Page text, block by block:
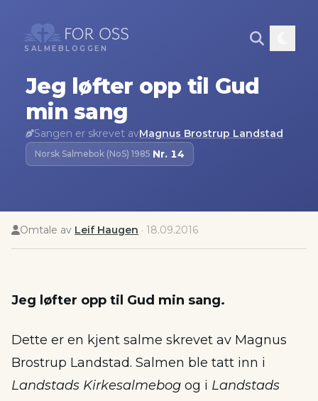
SALMEBLOGGEN
Jeg løfter opp til Gud
min sang
Sangen er skrevet avMagnus Brostrup Landstad
Norsk Salmebok (NoS) 1985·Nr. 14
Omtale av Leif Haugen ·18.09.2016
Jeg løfter opp til Gud min sang.
Dette er en kjent salme skrevet av Magnus
Brostrup Landstad. Salmen ble tatt inn i
Landstads Kirkesalmebog og i Landstads